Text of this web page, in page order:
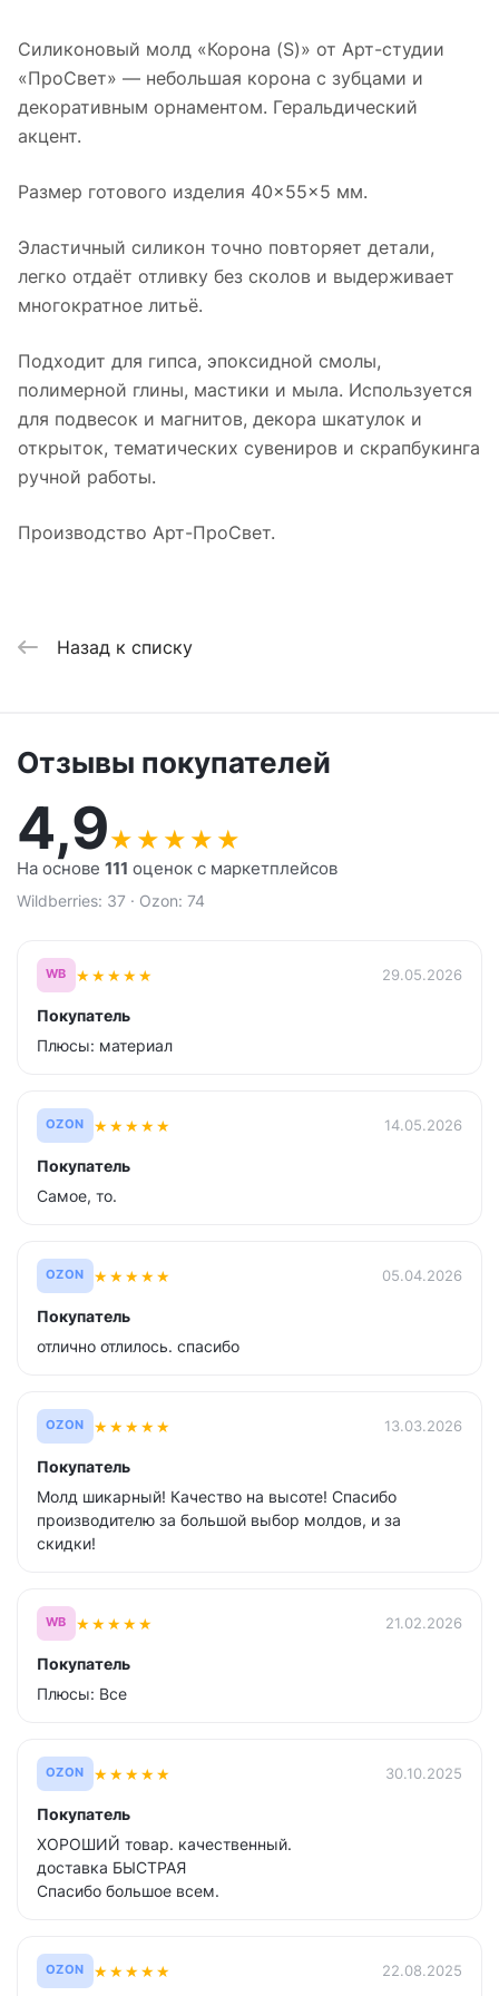
Силиконовый молд «Корона (S)» от Арт-студии
«ПроСвет» — небольшая корона с зубцами и
декоративным орнаментом. Геральдический
акцент.
Размер готового изделия 40×55×5 мм.
Эластичный силикон точно повторяет детали,
легко отдаёт отливку без сколов и выдерживает
многократное литьё.
Подходит для гипса, эпоксидной смолы,
полимерной глины, мастики и мыла. Используется
для подвесок и магнитов, декора шкатулок и
открыток, тематических сувениров и скрапбукинга
ручной работы.
Производство Арт-ПроСвет.
Назад к списку
Отзывы покупателей
4,9★ ★ ★ ★ ★
На основе 111 оценок с маркетплейсов
Wildberries: 37 · Ozon: 74
WB ★★★★★ 29.05.2026
Покупатель
Плюсы: материал
OZON ★★★★★ 14.05.2026
Покупатель
Самое, то.
OZON ★★★★★ 05.04.2026
Покупатель
отлично отлилось. спасибо
OZON ★★★★★ 13.03.2026
Покупатель
Молд шикарный! Качество на высоте! Спасибо
производителю за большой выбор молдов, и за
скидки!
WB ★★★★★ 21.02.2026
Покупатель
Плюсы: Все
OZON ★★★★★ 30.10.2025
Покупатель
ХОРОШИЙ товар. качественный.
доставка БЫСТРАЯ
Спасибо большое всем.
OZON ★★★★★ 22.08.2025